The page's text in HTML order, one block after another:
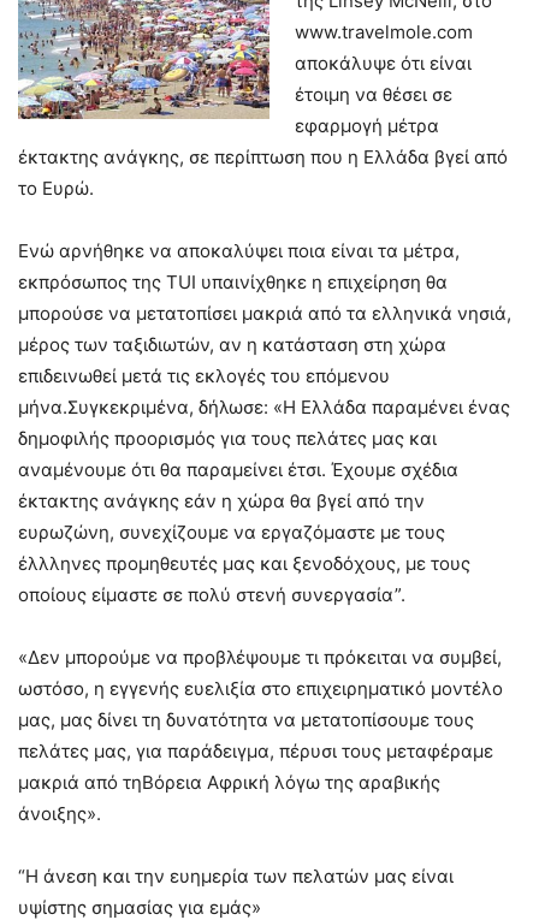
www.travelmole.com
αποκάλυψε ότι είναι
έτοιμη να θέσει σε
εφαρμογή μέτρα
έκτακτης ανάγκης, σε περίπτωση που η Ελλάδα βγεί από
το Ευρώ.
Ενώ αρνήθηκε να αποκαλύψει ποια είναι τα μέτρα,
εκπρόσωπος της TUI υπαινίχθηκε η επιχείρηση θα
μπορούσε να μετατοπίσει μακριά από τα ελληνικά νησιά,
μέρος των ταξιδιωτών, αν η κατάσταση στη χώρα
επιδεινωθεί μετά τις εκλογές του επόμενου
μήνα.Συγκεκριμένα, δήλωσε: «Η Ελλάδα παραμένει ένας
δημοφιλής προορισμός για τους πελάτες μας και
αναμένουμε ότι θα παραμείνει έτσι. Έχουμε σχέδια
έκτακτης ανάγκης εάν η χώρα θα βγεί από την
ευρωζώνη, συνεχίζουμε να εργαζόμαστε με τους
έλλληνες προμηθευτές μας και ξενοδόχους, με τους
οποίους είμαστε σε πολύ στενή συνεργασία”.
«Δεν μπορούμε να προβλέψουμε τι πρόκειται να συμβεί,
ωστόσο, η εγγενής ευελιξία στο επιχειρηματικό μοντέλο
μας, μας δίνει τη δυνατότητα να μετατοπίσουμε τους
πελάτες μας, για παράδειγμα, πέρυσι τους μεταφέραμε
μακριά από τηΒόρεια Αφρική λόγω της αραβικής
άνοιξης».
“Η άνεση και την ευημερία των πελατών μας είναι
υψίστης σημασίας για εμάς»